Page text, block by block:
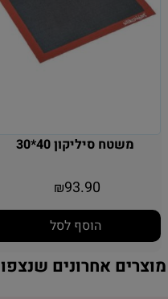
משטח סיליקון 40*30
₪93.90
הוסף לסל
מוצרים אחרונים שנצפו